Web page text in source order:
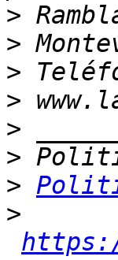
>
>
>
>
>
>
>
>